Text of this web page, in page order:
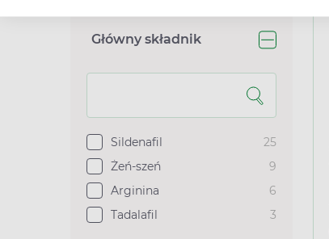
Główny składnik
Sildenafil
25
Żeń-szeń
9
Arginina
6
Tadalafil
3